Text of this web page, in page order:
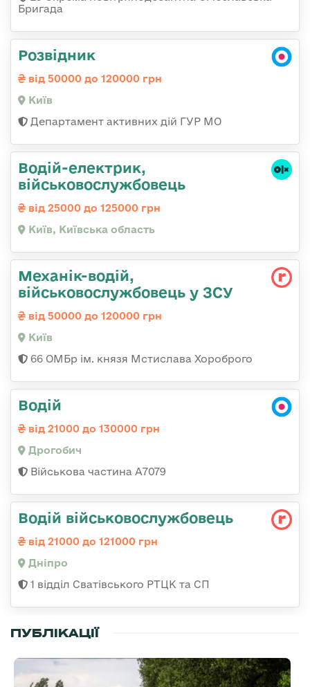
Бригада
Розвідник
від 50000 до 120000 грн
Київ
Департамент активних дій ГУР МО
Водій-електрик,
військовослужбовець
від 25000 до 125000 грн
Київ, Київська область
Механік-водій,
військовослужбовець у ЗСУ
від 50000 до 120000 грн
Київ
66 ОМБр ім. князя Мстислава Хороброго
Водій
від 21000 до 130000 грн
Дрогобич
Військова частина А7079
Водій військовослужбовець
від 21000 до 121000 грн
Дніпро
1 відділ Сватівського РТЦК та СП
ПУБЛІКАЦІЇ